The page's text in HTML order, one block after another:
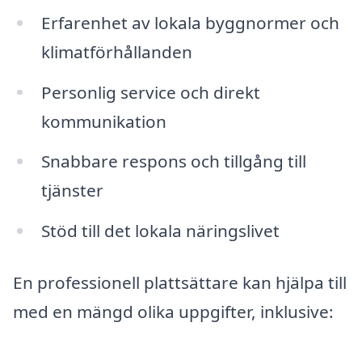
Erfarenhet av lokala byggnormer och
klimatförhållanden
Personlig service och direkt
kommunikation
Snabbare respons och tillgång till
tjänster
Stöd till det lokala näringslivet
En professionell plattsättare kan hjälpa till
med en mängd olika uppgifter, inklusive: